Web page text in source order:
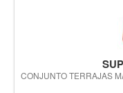
CONJUNTO TERRAJAS